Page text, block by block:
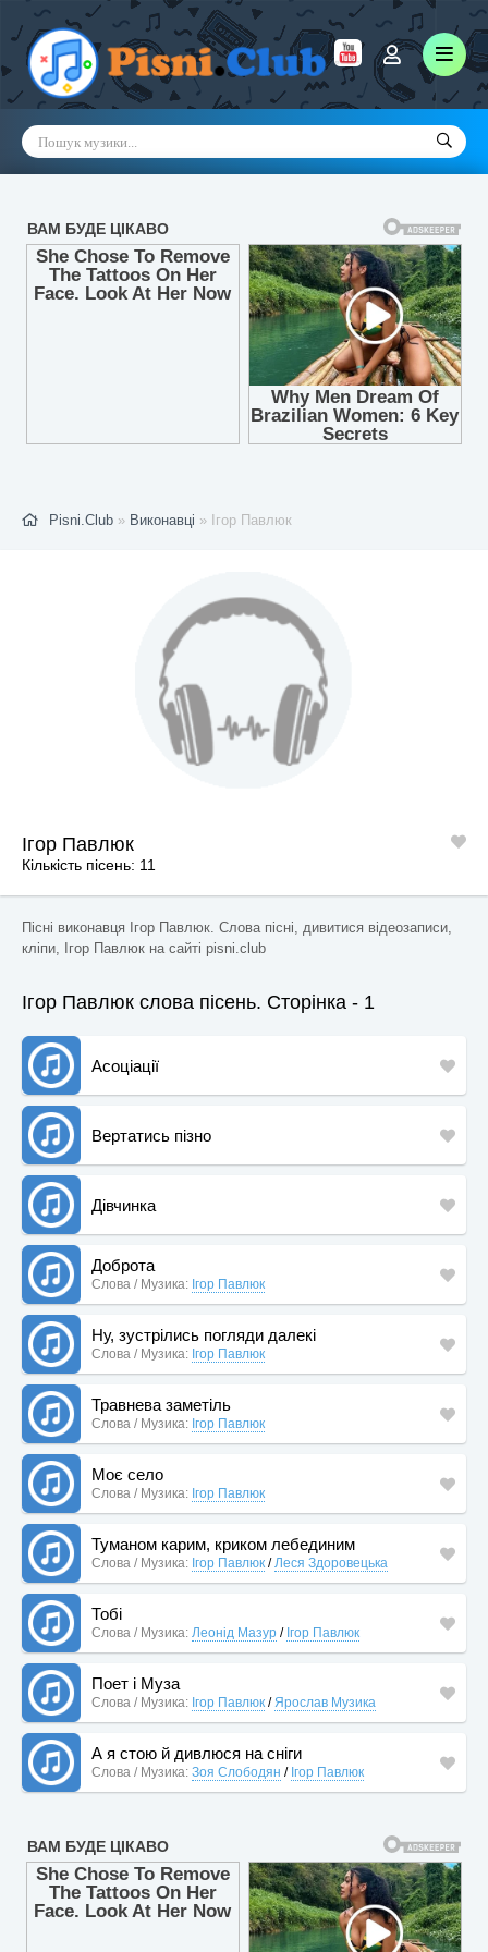
Pisni.Club » Виконавці » Ігор Павлюк
Ігор Павлюк
Кількість пісень: 11
Пісні виконавця Ігор Павлюк. Слова пісні, дивитися відеозаписи,
кліпи, Ігор Павлюк на сайті pisni.club
Ігор Павлюк слова пісень. Сторінка - 1
Асоціації
Вертатись пізно
Дівчинка
Доброта
Слова / Музика: Ігор Павлюк
Ну, зустрілись погляди далекі
Слова / Музика: Ігор Павлюк
Травнева заметіль
Слова / Музика: Ігор Павлюк
Моє село
Слова / Музика: Ігор Павлюк
Туманом карим, криком лебединим
Слова / Музика: Ігор Павлюк /Леся Здоровецька
Тобі
Слова / Музика: Леонід Мазур / Ігор Павлюк
Поет і Муза
Слова / Музика: Ігор Павлюк /Ярослав Музика
А я стою й дивлюся на сніги
Слова / Музика: Зоя Слободян / Ігор Павлюк